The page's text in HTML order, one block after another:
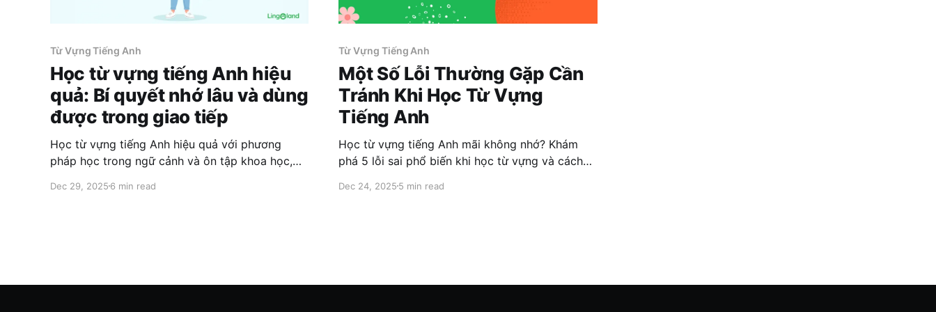
Từ Vựng Tiếng Anh
Học từ vựng tiếng Anh hiệu
quả: Bí quyết nhớ lâu và dùng
được trong giao tiếp
Học từ vựng tiếng Anh hiệu quả với phương
pháp học trong ngữ cảnh và ôn tập khoa học,
Lingoland.
Dec 29, 2025 6 min read
Từ Vựng Tiếng Anh
Một Số Lỗi Thường Gặp Cần
Tránh Khi Học Từ Vựng
Tiếng Anh
Học từ vựng tiếng Anh mãi không nhớ? Khám
phá 5 lỗi sai phổ biến khi học từ vựng và cách
học TOEIC.
Dec 24, 20255 min read